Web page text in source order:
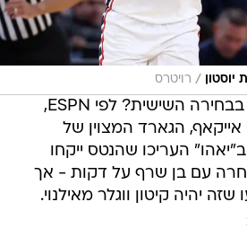
/ רויטרס
ומה תעשה ברוקלין בבחירה השישית? לפי ESPN,
הגארד המצוין של
העריכו שהנטס ייקחו
עם בן שרף על דקות - אך
יהיה קיטון ווגלר מאילנוי.